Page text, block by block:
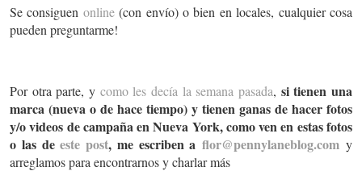
Se consiguen online(con envío) o bien en locales, cualquier cosa
pueden preguntarme!
Por otra parte, y como les decía la semana pasada, si tienen una
marca (nueva o de hace tiempo) y tienen ganas de hacer fotos
y/o videos de campaña en Nueva York, como ven en estas fotos
o las deeste post, me escriben a flor@pennylaneblog.com y
arreglamos para encontrarnos y charlar más